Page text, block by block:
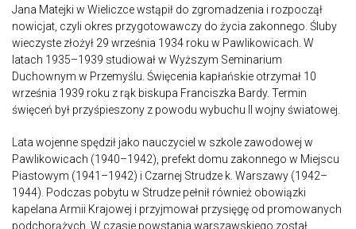
Jana Matejki w Wieliczce wstąpił do zgromadzenia i rozpoczął
nowicjat, czyli okres przygotowawczy do życia zakonnego. Śluby
wieczyste złożył 29 września 1934 roku w Pawlikowicach. W
latach 1935–1939 studiował w Wyższym Seminarium
Duchownym w Przemyślu. Święcenia kapłańskie otrzymał 10
września 1939 roku z rąk biskupa Franciszka Bardy. Termin
święceń był przyśpieszony z powodu wybuchu II wojny światowej.
Lata wojenne spędził jako nauczyciel w szkole zawodowej w
Pawlikowicach (1940–1942), prefekt domu zakonnego w Miejscu
Piastowym (1941–1942) i Czarnej Strudze k. Warszawy (1942–
1944). Podczas pobytu w Strudze pełnił również obowiązki
kapelana Armii Krajowej i przyjmował przysięgę od promowanych
podchorążych. W czasie powstania warszawskiego został